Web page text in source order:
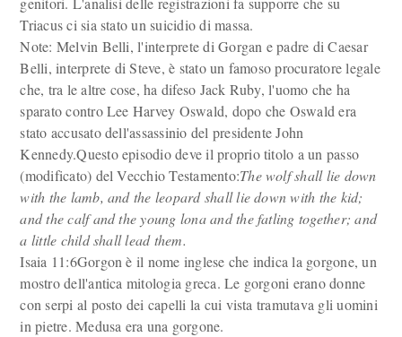
Triacus ci sia stato un suicidio di massa.
Note: Melvin Belli, l'interprete di Gorgan e padre di Caesar
Belli, interprete di Steve, è stato un famoso procuratore legale
che, tra le altre cose, ha difeso Jack Ruby, l'uomo che ha
sparato contro Lee Harvey Oswald, dopo che Oswald era
stato accusato dell'assassinio del presidente John
Kennedy.Questo episodio deve il proprio titolo a un passo
(modificato) del Vecchio Testamento:The wolf shall lie down
with the lamb, and the leopard shall lie down with the kid;
and the calf and the young lona and the fatling together; and
a little child shall lead them.
Isaia 11:6Gorgon è il nome inglese che indica la gorgone, un
mostro dell'antica mitologia greca. Le gorgoni erano donne
con serpi al posto dei capelli la cui vista tramutava gli uomini
in pietre. Medusa era una gorgone.